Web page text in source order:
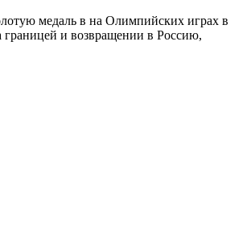
медаль в на Олимпийских играх в
границей и возвращении в Россию,